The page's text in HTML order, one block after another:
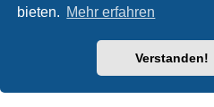
bieten. Mehr erfahren
Verstanden!